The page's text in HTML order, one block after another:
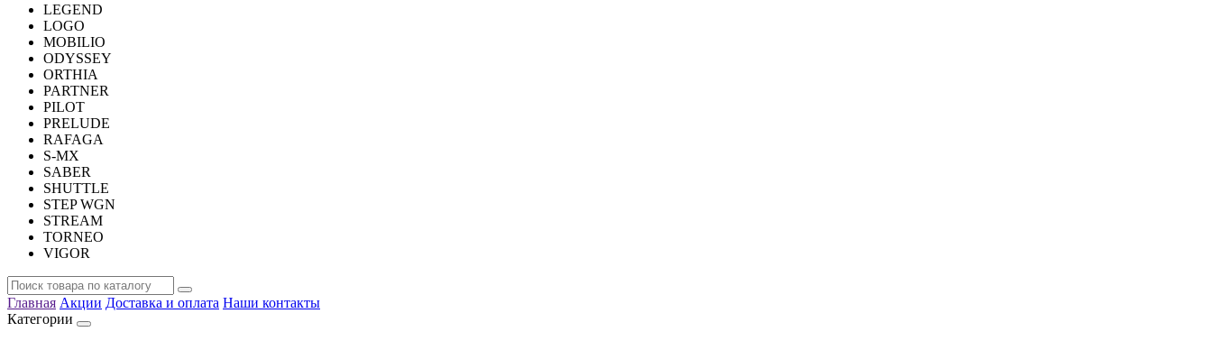
LEGEND
LOGO
MOBILIO
ODYSSEY
ORTHIA
PARTNER
PILOT
PRELUDE
RAFAGA
S-MX
SABER
SHUTTLE
STEP WGN
STREAM
TORNEO
VIGOR
Главная Акции Доставка и оплата Наши контакты
Категории